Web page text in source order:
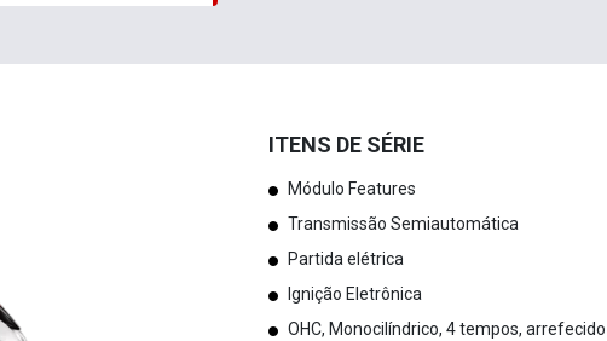
ITENS DE SÉRIE
Módulo Features
Transmissão Semiautomática
Partida elétrica
Ignição Eletrônica
OHC, Monocilíndrico, 4 tempos,